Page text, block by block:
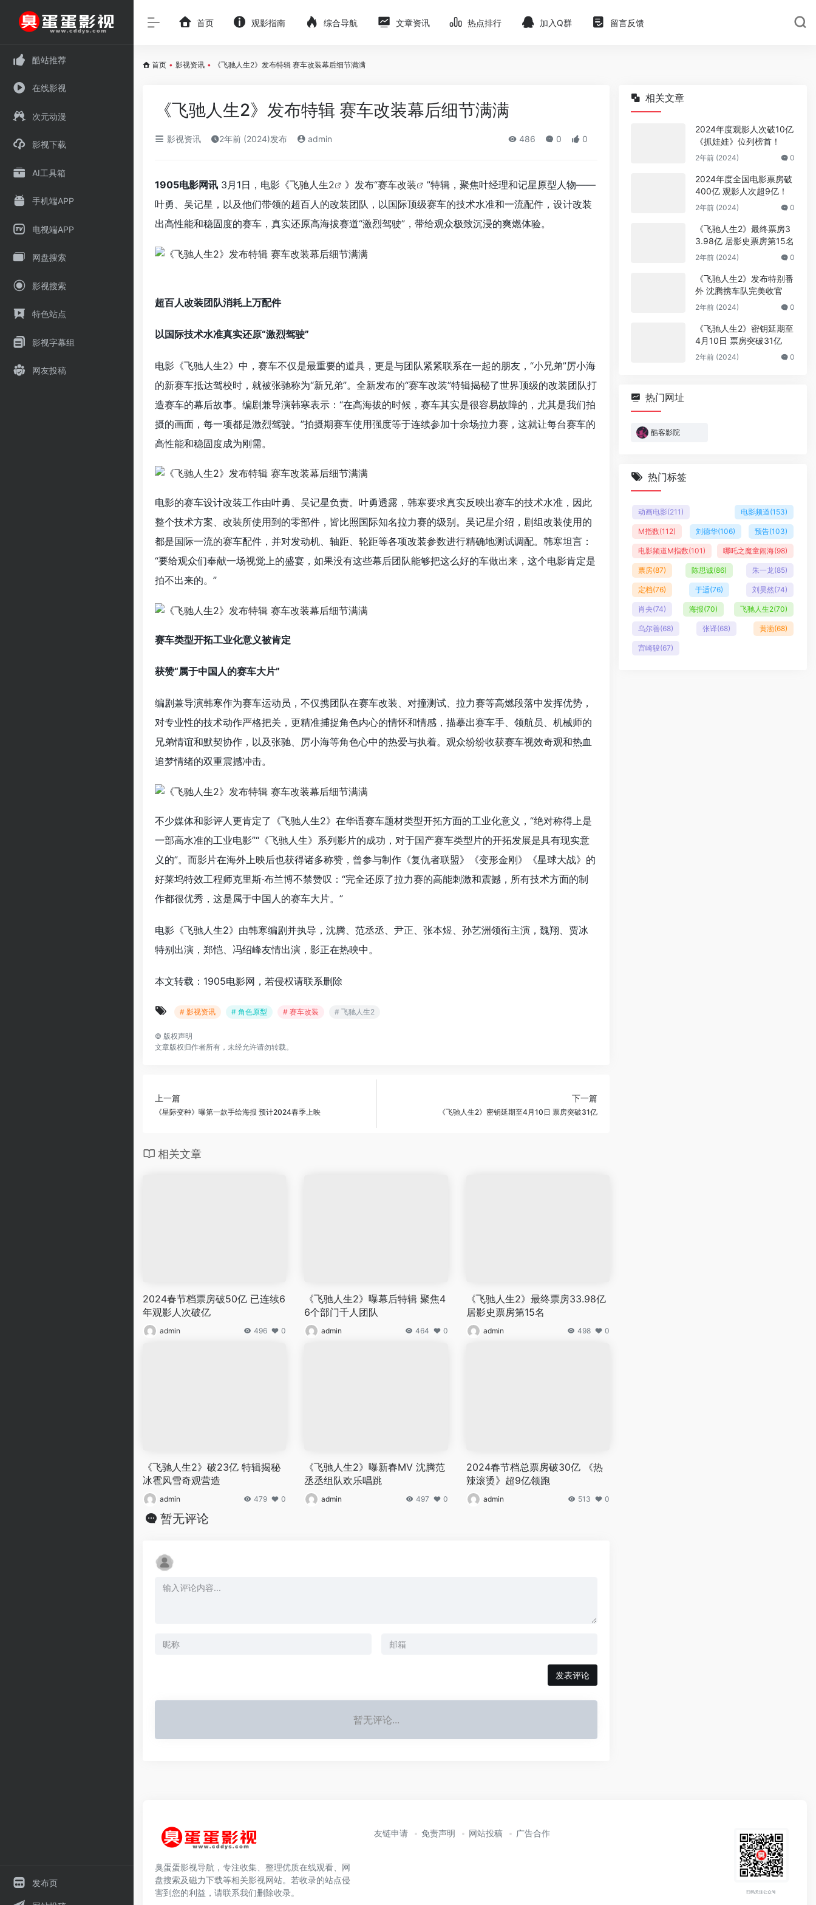
酷站推荐
在线影视
次元动漫
影视下载
AI工具箱
手机端APP
电视端APP
网盘搜索
影视搜索
特色站点
影视字幕组
网友投稿
发布页
首页 观影指南 综合导航 文章资讯 热点排行 加入Q群 留言反馈
首页 • 影视资讯 • 《飞驰人生2》发布特辑 赛车改装幕后细节满满
《飞驰人生2》发布特辑 赛车改装幕后细节满满
影视资讯 2年前 (2024)发布 admin 486 0 0
1905电影网讯 3月1日，电影《飞驰人生2 》发布“赛车改装
”特辑，聚焦叶经理和记星原型人物——
叶勇、吴记星，以及他们带领的超百人的改装团队，以国际顶级赛车的技术水准和一流配件，设计改装
出高性能和稳固度的赛车，真实还原高海拔赛道“激烈驾驶”，带给观众极致沉浸的爽燃体验。
超百人改装团队消耗上万配件
以国际技术水准真实还原“激烈驾驶”
电影《飞驰人生2》中，赛车不仅是最重要的道具，更是与团队紧紧联系在一起的朋友，“小兄弟”厉小海
的新赛车抵达驾校时，就被张驰称为“新兄弟”。全新发布的“赛车改装”特辑揭秘了世界顶级的改装团队打
造赛车的幕后故事。编剧兼导演韩寒表示：“在高海拔的时候，赛车其实是很容易故障的，尤其是我们拍
摄的画面，每一项都是激烈驾驶。”拍摄期赛车使用强度等于连续参加十余场拉力赛，这就让每台赛车的
高性能和稳固度成为刚需。
电影的赛车设计改装工作由叶勇、吴记星负责。叶勇透露，韩寒要求真实反映出赛车的技术水准，因此
整个技术方案、改装所使用到的零部件，皆比照国际知名拉力赛的级别。吴记星介绍，剧组改装使用的
都是国际一流的赛车配件，并对发动机、轴距、轮距等各项改装参数进行精确地测试调配。韩寒坦言：
“要给观众们奉献一场视觉上的盛宴，如果没有这些幕后团队能够把这么好的车做出来，这个电影肯定是
拍不出来的。”
赛车类型开拓工业化意义被肯定
获赞“属于中国人的赛车大片”
编剧兼导演韩寒作为赛车运动员，不仅携团队在赛车改装、对撞测试、拉力赛等高燃段落中发挥优势，
对专业性的技术动作严格把关，更精准捕捉角色内心的情怀和情感，描摹出赛车手、领航员、机械师的
兄弟情谊和默契协作，以及张驰、厉小海等角色心中的热爱与执着。观众纷纷收获赛车视效奇观和热血
追梦情绪的双重震撼冲击。
不少媒体和影评人更肯定了《飞驰人生2》在华语赛车题材类型开拓方面的工业化意义，“绝对称得上是
一部高水准的工业电影”“《飞驰人生》系列影片的成功，对于国产赛车类型片的开拓发展是具有现实意
义的”。而影片在海外上映后也获得诸多称赞，曾参与制作《复仇者联盟》《变形金刚》《星球大战》的
好莱坞特效工程师克里斯·布兰博不禁赞叹：“完全还原了拉力赛的高能刺激和震撼，所有技术方面的制
作都很优秀，这是属于中国人的赛车大片。”
电影《飞驰人生2》由韩寒编剧并执导，沈腾、范丞丞、尹正、张本煜、孙艺洲领衔主演，魏翔、贾冰
特别出演，郑恺、冯绍峰友情出演，影正在热映中。
本文转载：1905电影网，若侵权请联系删除
# 影视资讯 # 角色原型 # 赛车改装 # 飞驰人生2
© 版权声明
文章版权归作者所有，未经允许请勿转载。
上一篇
《星际变种》曝第一款手绘海报 预计2024春季上映
下一篇
《飞驰人生2》密钥延期至4月10日 票房突破31亿
相关文章
2024春节档票房破50亿 已连续6
年观影人次破亿
admin 496 0
《飞驰人生2》曝幕后特辑 聚焦4
6个部门千人团队
admin 464 0
《飞驰人生2》最终票房33.98亿
居影史票房第15名
admin 498 0
《飞驰人生2》破23亿 特辑揭秘
冰雹风雪奇观营造
admin 479 0
《飞驰人生2》曝新春MV 沈腾范
丞丞组队欢乐唱跳
admin 497 0
2024春节档总票房破30亿 《热
辣滚烫》超9亿领跑
admin 513 0
暂无评论
发表评论
暂无评论...
相关文章
2024年度观影人次破10亿
《抓娃娃》位列榜首！
2年前 (2024) 0
2024年度全国电影票房破
400亿 观影人次超9亿！
2年前 (2024) 0
《飞驰人生2》最终票房3
3.98亿 居影史票房第15名
2年前 (2024) 0
《飞驰人生2》发布特别番
外 沈腾携车队完美收官
2年前 (2024) 0
《飞驰人生2》密钥延期至
4月10日 票房突破31亿
2年前 (2024) 0
热门网址
酷客影院
热门标签
动画电影(211) 电影频道(153)
M指数(112) 刘德华(106) 预告(103)
电影频道M指数(101) 哪吒之魔童闹海(98)
票房(87) 陈思诚(86) 朱一龙(85)
定档(76) 于适(76) 刘昊然(74)
肖央(74) 海报(70) 飞驰人生2(70)
乌尔善(68) 张译(68) 黄渤(68)
宫崎骏(67)
臭蛋蛋影视导航，专注收集、整理优质在线观看、网
盘搜索及磁力下载等相关影视网站。若收录的站点侵
害到您的利益，请联系我们删除收录。
友链申请 免责声明 网站投稿 广告合作
扫码关注公众号